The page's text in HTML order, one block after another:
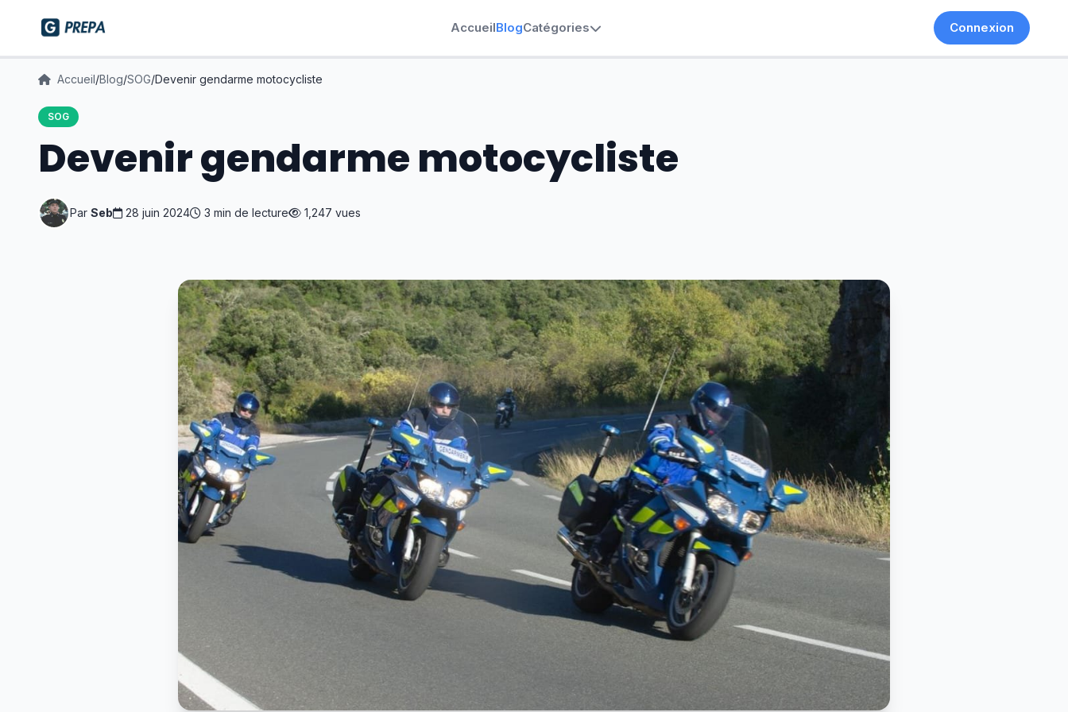
AccueilBlogCatégories Connexion
Accueil/Blog/SOG/Devenir gendarme motocycliste
SOG
Devenir gendarme motocycliste
Par Seb 28 juin 2024 3 min de lecture 1,247 vues